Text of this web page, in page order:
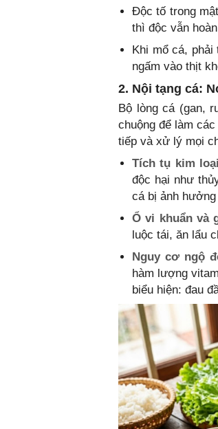
Độc tố trong
thì độc vẫn
Khi mổ cá,
ngấm vào thịt
2. Nội tạng cá:
Bộ lòng cá (gan,
chuộng để làm
tiếp và xử lý mọi
Tích tụ kim
độc hại như
cá bị ảnh
Ổ vi khuẩn và
luộc tái, ăn lẩu
Nguy cơ ngộ
hàm lượng
biểu hiện: đau